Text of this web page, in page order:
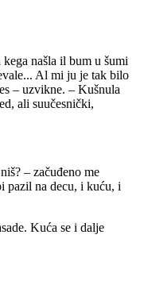
našla il bum u šumi
Al mi ju je tak bilo
– uzvikne. – Kušnula
ali suučesnički,
– začuđeno me
pazil na decu, i kuću, i
Kuća se i dalje